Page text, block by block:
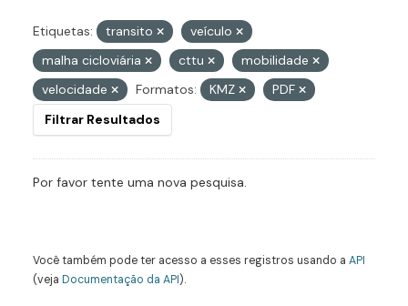
Etiquetas: transito
veículo
malha cicloviária
cttu
mobilidade
velocidade
Formatos: KMZ
PDF
Filtrar Resultados
Por favor tente uma nova pesquisa.
Você também pode ter acesso a esses registros usando a API
(veja Documentação da API).